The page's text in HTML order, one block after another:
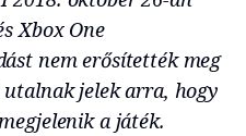
Xbox One
nem erősítették meg
jelek arra, hogy
a játék.